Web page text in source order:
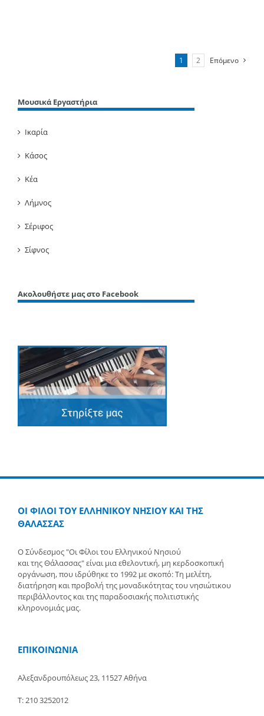
1 2 Επόμενο
Μουσικά Εργαστήρια
Ικαρία
Κάσος
Κέα
Λήμνος
Σέριφος
Σίφνος
Ακολουθήστε μας στο Facebook
ΟΙ ΦΙΛΟΙ ΤΟΥ ΕΛΛΗΝΙΚΟΥ ΝΗΣΙΟΥ ΚΑΙ ΤΗΣ
ΘΑΛΑΣΣΑΣ
Ο Σύνδεσμος "Οι Φίλοι του Ελληνικού Νησιού
και της Θάλασσας" είναι μια εθελοντική, μη κερδοσκοπική
οργάνωση, που ιδρύθηκε το 1992 με σκοπό: Τη μελέτη,
διατήρηση και προβολή της μοναδικότητας του νησιώτικου
περιβάλλοντος και της παραδοσιακής πολιτιστικής
κληρονομιάς μας.
ΕΠΙΚΟΙΝΩΝΙΑ
Αλεξανδρουπόλεως 23, 11527 Αθήνα
Τ: 210 3252012